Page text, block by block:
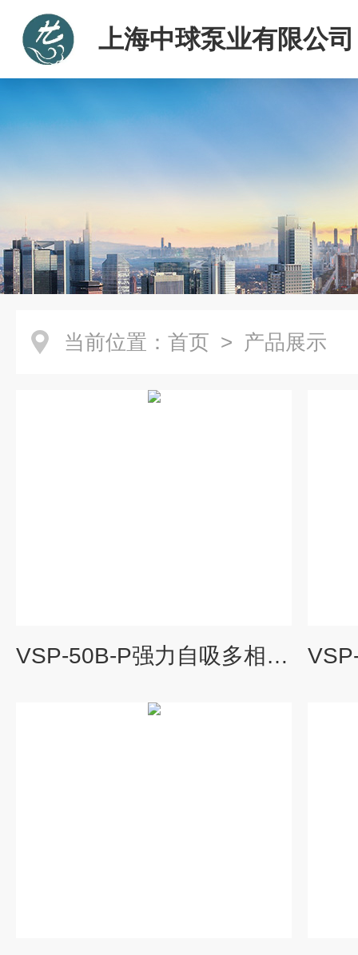
上海中球泵业有限公司
当前位置： 首页 > 产品展示
VSP-50B-P强力自吸多相流泵 高吸程自吸泵